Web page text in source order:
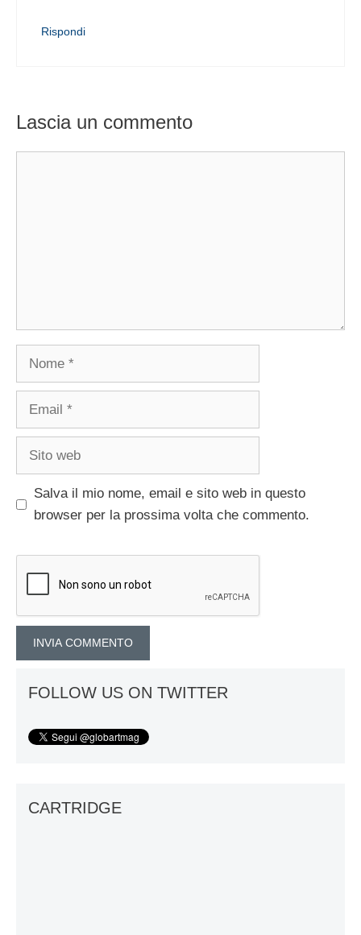
Rispondi
Lascia un commento
Nome
Email
Sito
Salva il mio nome, email e sito web in questo
browser per la prossima volta che commento.
FOLLOW US ON TWITTER
CARTRIDGE